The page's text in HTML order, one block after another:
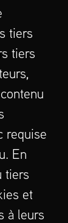
tiers
tiers
requise
En
tiers
et
à leurs